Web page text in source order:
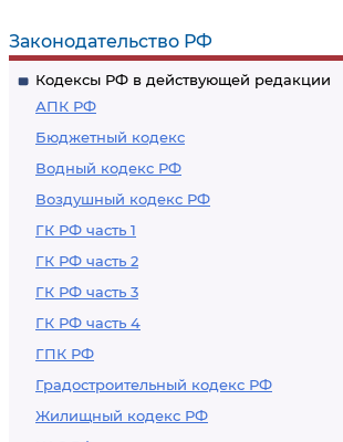
Законодательство РФ
Кодексы РФ в действующей редакции
АПК РФ
Бюджетный кодекс
Водный кодекс РФ
Воздушный кодекс РФ
ГК РФ часть 1
ГК РФ часть 2
ГК РФ часть 3
ГК РФ часть 4
ГПК РФ
Градостроительный кодекс РФ
Жилищный кодекс РФ